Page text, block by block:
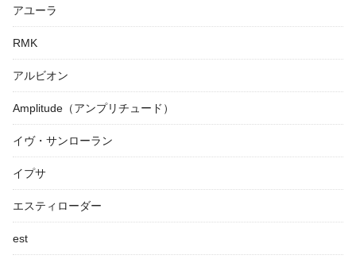
アユーラ
RMK
アルビオン
Amplitude（アンプリチュード）
イヴ・サンローラン
イプサ
エスティローダー
est